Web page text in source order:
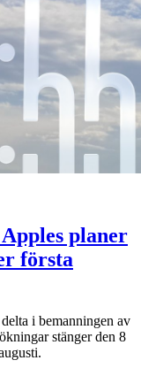
planer
första
i bemanningen av
stänger den 8